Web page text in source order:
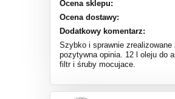
Ocena sklepu:
Ocena dostawy:
Dodatkowy komentarz:
Szybko i sprawnie
pozytywna opinia. 12 l oleju do
filtr i śruby mocujace.